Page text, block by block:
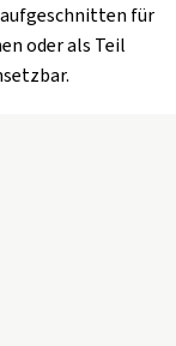
für
oder als Teil